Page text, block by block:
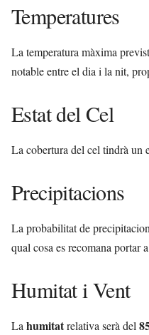
Temperatures
La temperatura màxima
notable entre el dia i la nit,
Estat del Cel
La cobertura del cel tindrà un
Precipitacions
La probabilitat de
qual cosa es recomana portar
Humitat i Vent
La humitatrelativa serà del